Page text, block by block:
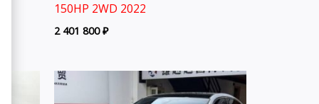
150HP 2WD 2022
2 401 800₽